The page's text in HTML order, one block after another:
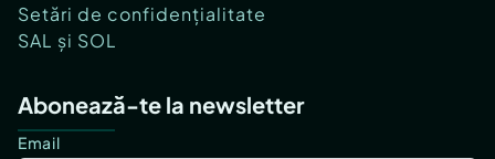
Setări de confidențialitate
SAL și SOL
Abonează-te la newsletter
Email